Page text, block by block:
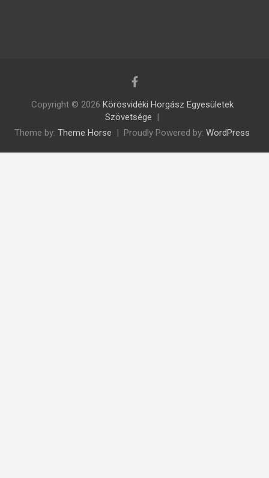
Copyright © 2026 Körösvidéki Horgász Egyesületek
Szövetsége
Theme by: Theme Horse Proudly Powered by: WordPress